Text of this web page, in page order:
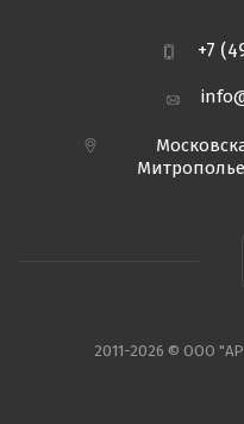
+7
2011-2026 © ООО